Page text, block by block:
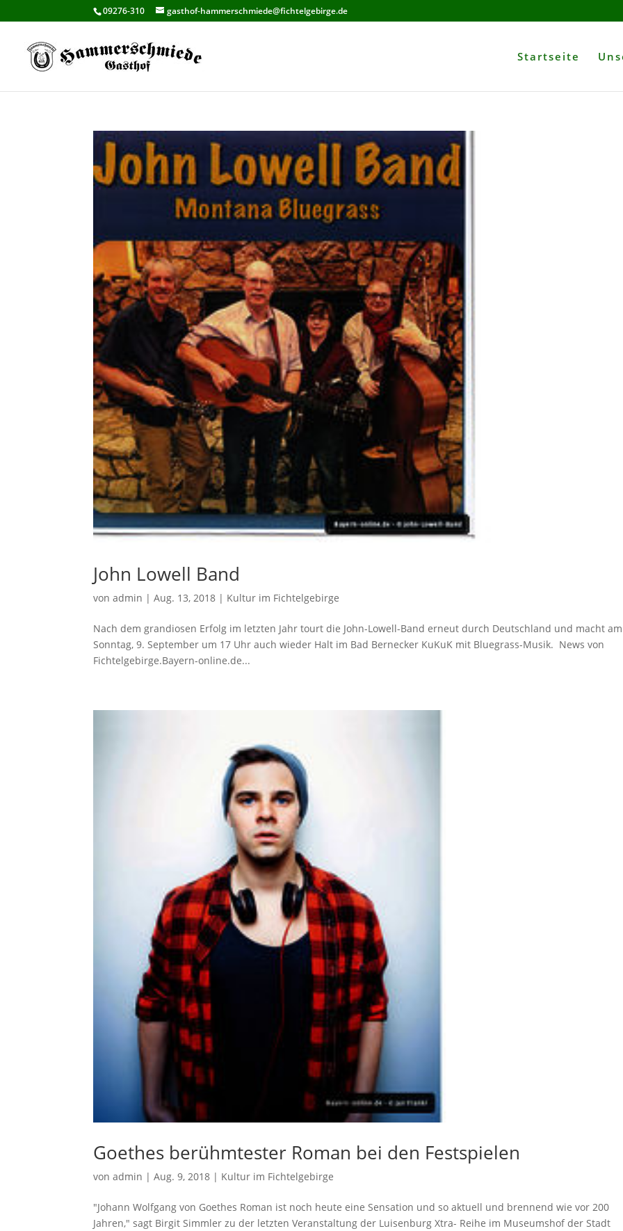
09276-310 gasthof-hammerschmiede@fichtelgebirge.de
Startseite
John Lowell Band
vonadmin |Aug. 13, 2018 | Kultur im Fichtelgebirge
Nach dem grandiosen Erfolg im letzten Jahr tourt die John-Lowell-Band erneut durch Deutschland und macht am
Sonntag, 9. September um 17 Uhr auch wieder Halt im Bad Bernecker KuKuK mit Bluegrass-Musik. News von
Fichtelgebirge.Bayern-online.de...
Goethes berühmtester Roman bei den Festspielen
vonadmin |Aug. 9, 2018 | Kultur im Fichtelgebirge
"Johann Wolfgang von Goethes Roman ist noch heute eine Sensation und so aktuell und brennend wie vor 200
Jahren," sagt Birgit Simmler zu der letzten Veranstaltung der Luisenburg Xtra- Reihe im Museumshof der Stadt